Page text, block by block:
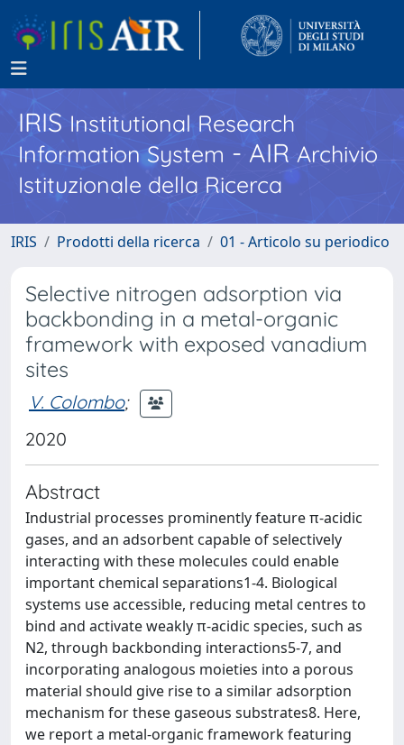
IRISInstitutional Research
Information System - AIR Archivio
Istituzionale della Ricerca
IRIS Prodotti della ricerca 01 - Articolo su periodico
Selective nitrogen adsorption via
backbonding in a metal-organic
framework with exposed vanadium
sites
V. Colombo;
2020
Abstract
Industrial processes prominently feature π-acidic
gases, and an adsorbent capable of selectively
interacting with these molecules could enable
important chemical separations1-4. Biological
systems use accessible, reducing metal centres to
bind and activate weakly π-acidic species, such as
N2, through backbonding interactions5-7, and
incorporating analogous moieties into a porous
material should give rise to a similar adsorption
mechanism for these gaseous substrates8. Here,
we report a metal-organic framework featuring